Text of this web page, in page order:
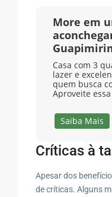
More em
Casa com 3
lazer e
quem busca
Aproveite
Saiba Mais
Críticas à
Apesar dos
de críticas. Alguns